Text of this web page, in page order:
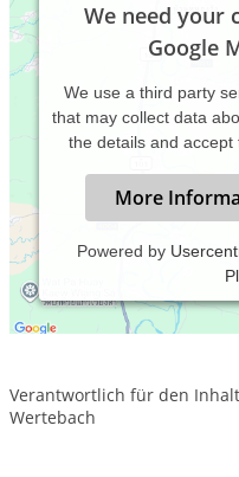
We need your
Google
We use a third party
that may collect data
the details and accept
More
Powered by
Praxiszeiten:
Nach Vereinbarung
Verantwortlich für den
Wertebach